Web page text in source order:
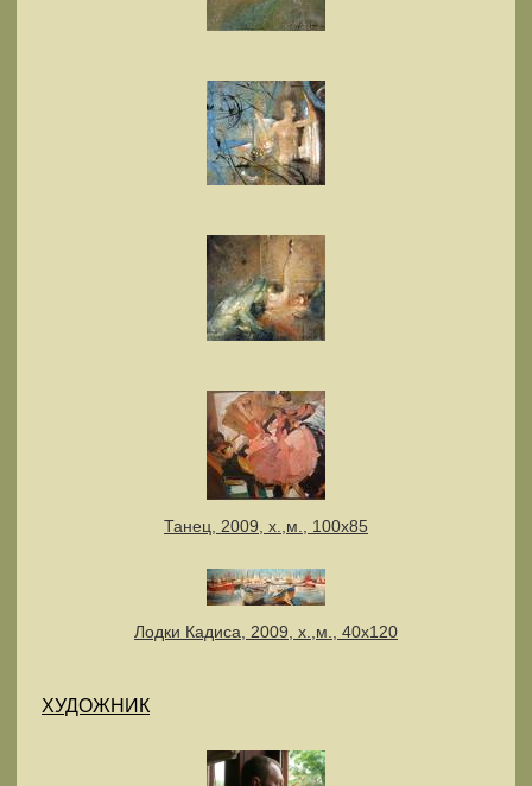
Танец, 2009, х.,м., 100х85
Лодки Кадиса, 2009, х.,м., 40х120
ХУДОЖНИК